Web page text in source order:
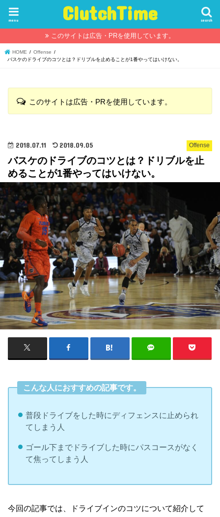
ClutchTime search
menu
このサイトは広告・PRを使用しています。
HOME
Offense
バスケのドライブのコツとは？ドリブルを止めることが1番やってはいけない。
このサイトは広告・PRを使用しています。
Offense
2018.07.11 2018.09.05
バスケのドライブのコツとは？ドリブルを止
めることが1番やってはいけない。
こんな人におすすめの記事です。
普段ドライブをした時にディフェンスに止められ
てしまう人
ゴール下までドライブした時にパスコースがなく
て焦ってしまう人
今回の記事では、ドライブインのコツについて紹介して